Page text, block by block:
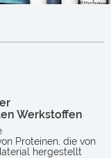
Werkstoffen
Proteinen, die von
hergestellt